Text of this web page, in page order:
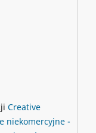
Creative
niekomercyjne -